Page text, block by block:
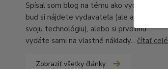
Spísal som blog na tému ako vydať knihu -
buď si nájdete vydavateľa (ale aj to má
svoju technológiu), alebo si prvotinu
vydáte sami na vlastné náklady... čítať celé
Zobraziť všetky články